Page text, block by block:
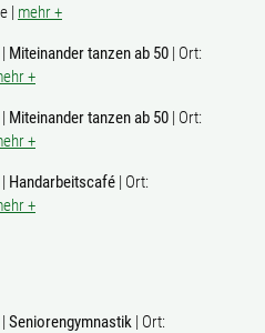
| mehr +
Miteinander tanzen ab 50 | Ort:
+
Miteinander tanzen ab 50 | Ort:
+
Handarbeitscafé | Ort:
+
Seniorengymnastik | Ort: